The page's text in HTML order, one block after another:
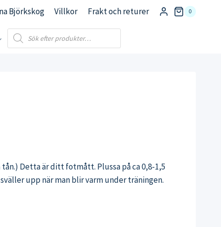
Björkskog Villkor Frakt och returer 0
Products
search
Detta är ditt fotmått. Plussa på ca 0,8-1,5
upp när man blir varm under träningen.